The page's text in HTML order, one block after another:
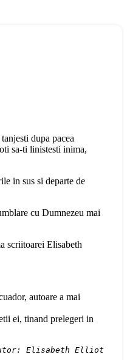
dupa pacea
sa-ti linistesti inima,
in sus si departe de
cu Dumnezeu mai
scriitoarei Elisabeth
autoare a mai
ei, tinand prelegeri in
Elisabeth Elliot